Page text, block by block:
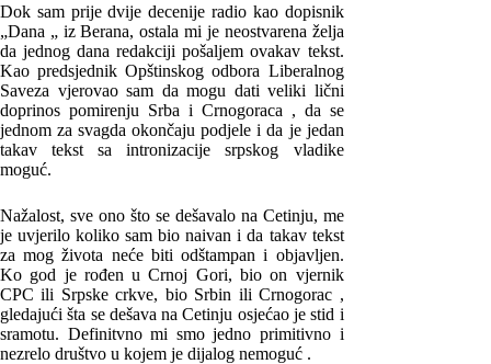
Dok sam prije dvije decenije radio kao dopisnik
„Dana „ iz Berana, ostala mi je neostvarena želja
da jednog dana redakciji pošaljem ovakav tekst.
Kao predsjednik Opštinskog odbora Liberalnog
Saveza vjerovao sam da mogu dati veliki lični
doprinos pomirenju Srba i Crnogoraca , da se
jednom za svagda okončaju podjele i da je jedan
takav tekst sa intronizacije srpskog vladike
moguć.
Nažalost, sve ono što se dešavalo na Cetinju, me
je uvjerilo koliko sam bio naivan i da takav tekst
za mog života neće biti odštampan i objavljen.
Ko god je rođen u Crnoj Gori, bio on vjernik
CPC ili Srpske crkve, bio Srbin ili Crnogorac ,
gledajući šta se dešava na Cetinju osjećao je stid i
sramotu. Definitvno mi smo jedno primitivno i
nezrelo društvo u kojem je dijalog nemoguć .